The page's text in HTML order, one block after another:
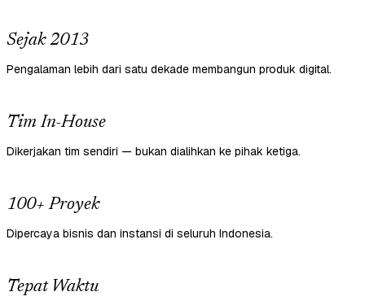
Sejak 2013
Pengalaman lebih dari satu dekade membangun produk digital.
Tim In-House
Dikerjakan tim sendiri — bukan dialihkan ke pihak ketiga.
100+ Proyek
Dipercaya bisnis dan instansi di seluruh Indonesia.
Tepat Waktu